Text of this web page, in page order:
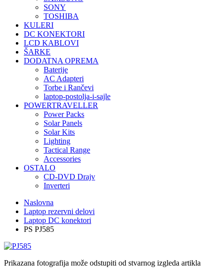
SONY
TOSHIBA
KULERI
DC KONEKTORI
LCD KABLOVI
ŠARKE
DODATNA OPREMA
Baterije
AC Adapteri
Torbe i Rančevi
laptop-postolja-i-sajle
POWERTRAVELLER
Power Packs
Solar Panels
Solar Kits
Lighting
Tactical Range
Accessories
OSTALO
CD-DVD Drajv
Inverteri
Naslovna
Laptop rezervni delovi
Laptop DC konektori
PS PJ585
Prikazana fotografija može odstupiti od stvarnog izgleda artikla